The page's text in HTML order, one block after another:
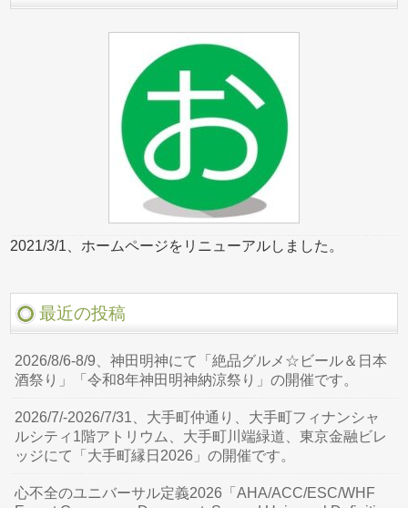
2021/3/1、ホームページをリニューアルしました。
最近の投稿
2026/8/6-8/9、神田明神にて「絶品グルメ☆ビール＆日本
酒祭り」「令和8年神田明神納涼祭り」の開催です。
2026/7/-2026/7/31、大手町仲通り、大手町フィナンシャ
ルシティ1階アトリウム、大手町川端緑道、東京金融ビレ
ッジにて「大手町縁日2026」の開催です。
心不全のユニバーサル定義2026「AHA/ACC/ESC/WHF